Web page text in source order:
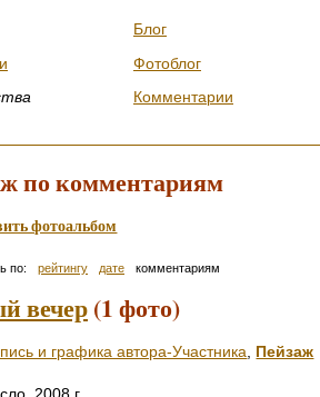
Блог
Фотоблог
Комментарии
по комментариям
фотоальбом
по: рейтингу дате комментариям
вечер(1 фото)
и графика автора-Участника Пейзаж